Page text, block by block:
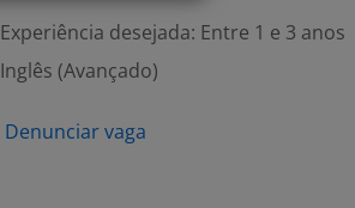
Experiência desejada: Entre 1 e 3 anos
Inglês (Avançado)
Denunciar vaga